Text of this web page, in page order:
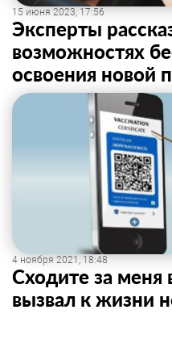
15 июня 2023, 17:56
Эксперты
возможностях
освоения новой
4 ноября 2021, 18:48
Сходите за меня
вызвал к жизни